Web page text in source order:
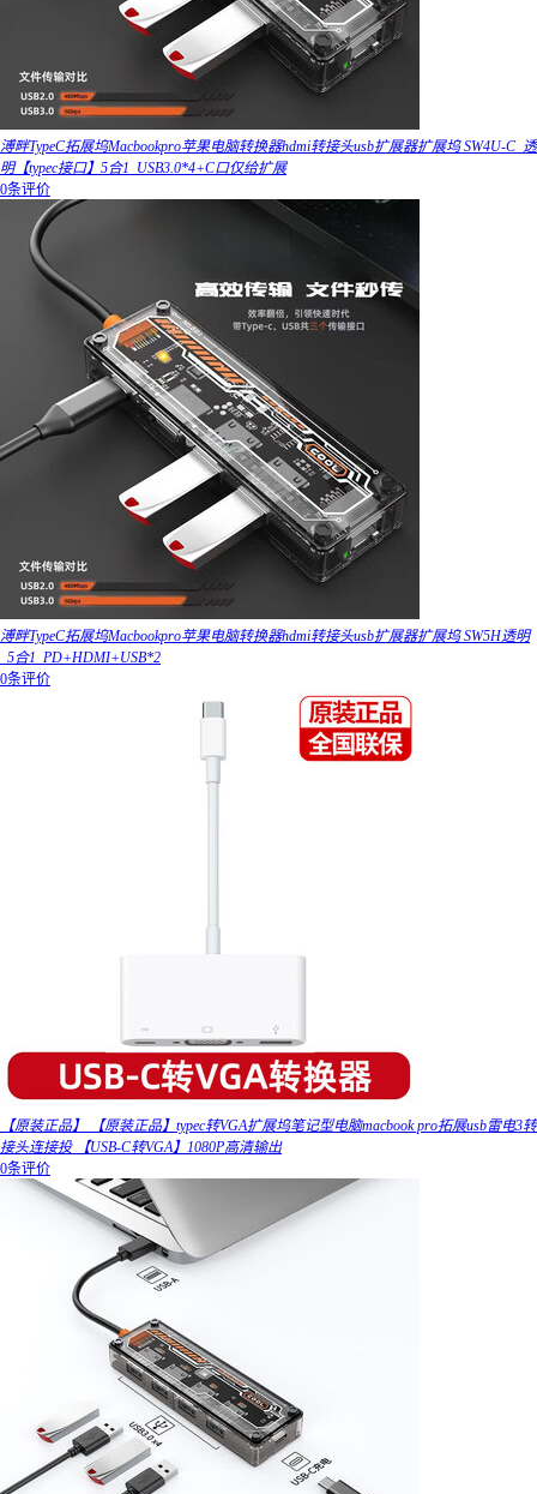
溥畔TypeC拓展坞Macbookpro苹果电脑转换器hdmi转接头usb扩展器扩展坞 SW4U-C_透
明【typec接口】5合1_USB3.0*4+C口仅给扩展
0条评价
溥畔TypeC拓展坞Macbookpro苹果电脑转换器hdmi转接头usb扩展器扩展坞 SW5H透明
_5合1_PD+HDMI+USB*2
0条评价
【原装正品】 【原装正品】typec转VGA扩展坞笔记型电脑macbook pro拓展usb雷电3转
接头连接投 【USB-C转VGA】1080P高清输出
0条评价